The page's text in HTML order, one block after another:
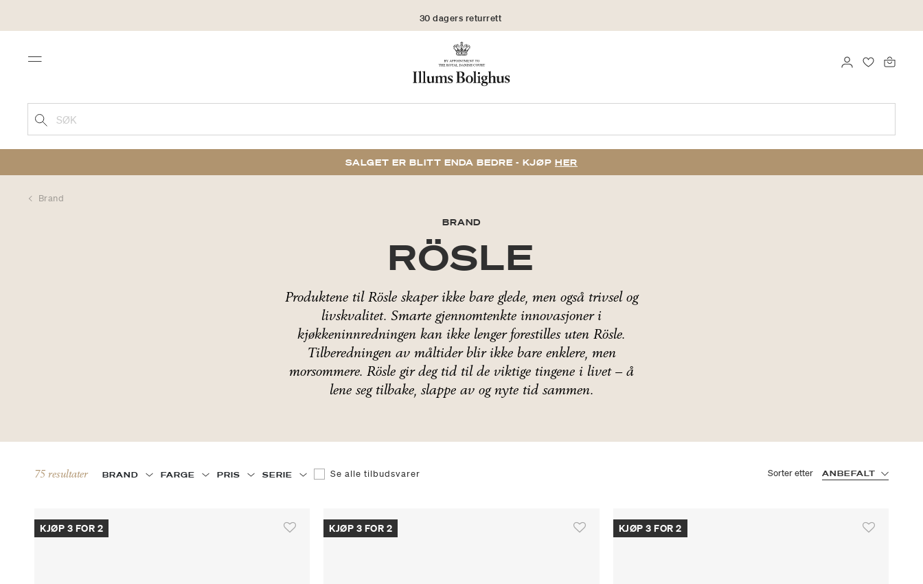
30 dagers returrett
Menu LOGG INN
SØK
SALGET ER BLITT ENDA BEDRE - KJØP HER
Brand
BRAND
RÖSLE
Produktene til Rösle skaper ikke bare glede, men også trivsel og
livskvalitet. Smarte gjennomtenkte innovasjoner i
kjøkkeninnredningen kan ikke lenger forestilles uten Rösle.
Tilberedningen av måltider blir ikke bare enklere, men
morsommere. Rösle gir deg tid til de viktige tingene i livet – å
lene seg tilbake, slappe av og nyte tid sammen.
75 resultater Se alle tilbudsvarer
Filtrer etter null: Se alle tilbudsvarer
BRAND FARGE PRIS SERIE Sorter etter ANBEFALT
KJØP 3 FOR 2 KJØP 3 FOR 2 KJØP 3 FOR 2